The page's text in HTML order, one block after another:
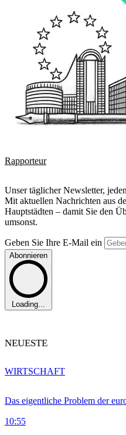
Rapporteur
Unser täglicher Newsletter,
Mit aktuellen Nachrichten aus
Hauptstädten – damit Sie den
umsonst.
Geben Sie Ihre E-Mail ein
Abonnieren
Loading...
NEUESTE
Das eigentliche Problem der
10:55
WIRTSCHAFT